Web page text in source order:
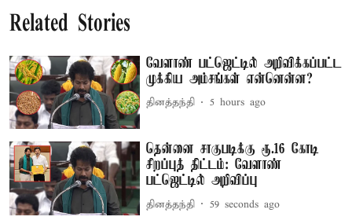
Related Stories
வேளாண் பட்ஜெட்டில் அறிவிக்கப்பட்ட
முக்கிய அம்சங்கள் என்னென்ன?
தினத்தந்தி 5 hours ago
தென்னை சாகுபடிக்கு ரூ.16 கோடி
சிறப்புத் திட்டம்: வேளாண்
பட்ஜெட்டில் அறிவிப்பு
தினத்தந்தி 1 minute ago